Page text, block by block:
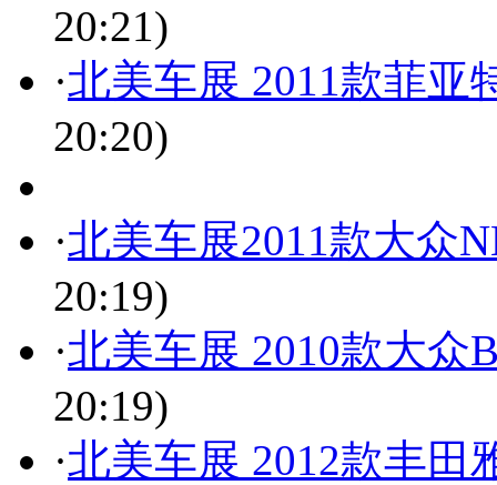
20:21)
·北美车展 2011款菲亚
20:20)
·北美车展2011款大众
20:19)
·北美车展 2010款大众
20:19)
·北美车展 2012款丰田